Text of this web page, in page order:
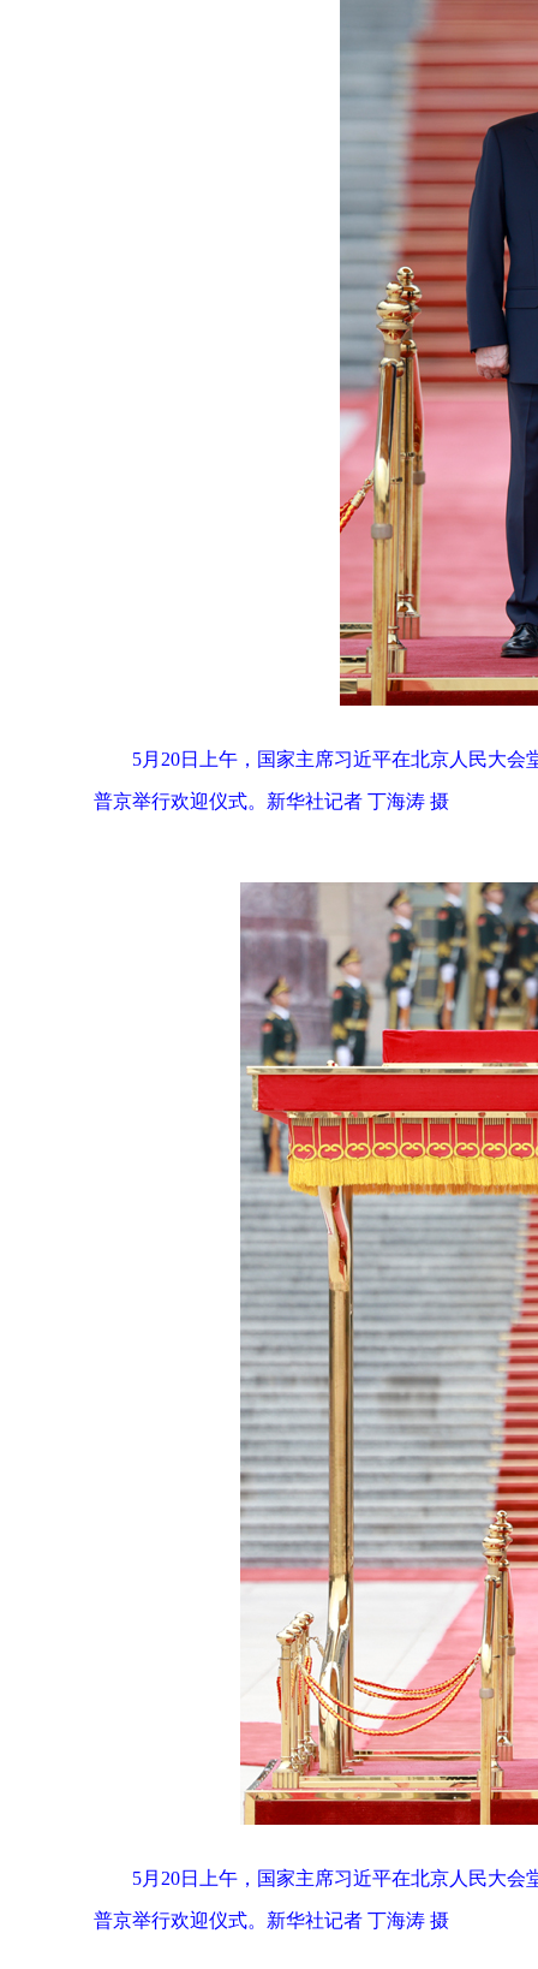
5月20日上午，国家主席习近平在北京人民大
普京举行欢迎仪式。新华社记者 丁海涛 摄
5月20日上午，国家主席习近平在北京人民大
普京举行欢迎仪式。新华社记者 丁海涛 摄